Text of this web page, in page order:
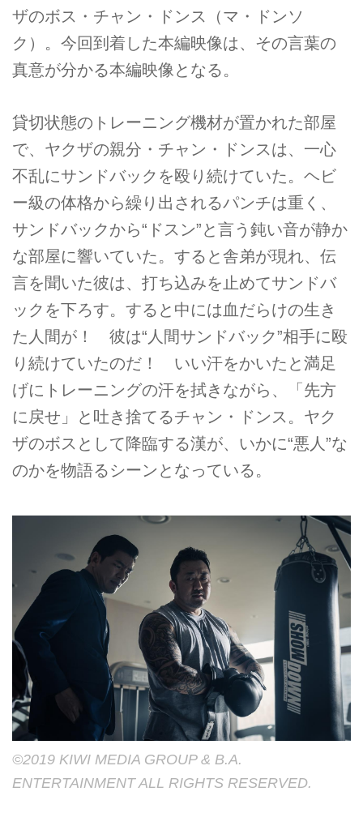
ザのボス・チャン・ドンス（マ・ドンソ
ク）。今回到着した本編映像は、その言葉の
真意が分かる本編映像となる。
貸切状態のトレーニング機材が置かれた部屋
で、ヤクザの親分・チャン・ドンスは、一心
不乱にサンドバックを殴り続けていた。ヘビ
ー級の体格から繰り出されるパンチは重く、
サンドバックから“ドスン”と言う鈍い音が静か
な部屋に響いていた。すると舎弟が現れ、伝
言を聞いた彼は、打ち込みを止めてサンドバ
ックを下ろす。すると中には血だらけの生き
た人間が！ 彼は“人間サンドバック”相手に殴
り続けていたのだ！ いい汗をかいたと満足
げにトレーニングの汗を拭きながら、「先方
に戻せ」と吐き捨てるチャン・ドンス。ヤク
ザのボスとして降臨する漢が、いかに“悪人”な
のかを物語るシーンとなっている。
©︎2019 KIWI MEDIA GROUP & B.A.
ENTERTAINMENT ALL RIGHTS RESERVED.